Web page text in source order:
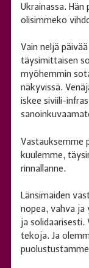
Ukrainassa.
olisimmeko
Vain neljä
täysimittaisen
myöhemmin
näkyvissä.
iskee siviili-
Vastauksemme
kuulemme,
rinnallanne.
Länsimaiden
nopea, vahva ja
ja solidaarisesti.
tekoja. Ja